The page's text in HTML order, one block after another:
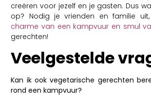
creëren voor jezelf en je gasten. Dus
op? Nodig je vrienden en familie
charme van een kampvuur en smul
gerechten!
Veelgestelde
Kan ik ook vegetarische gerechten
rond een kampvuur?